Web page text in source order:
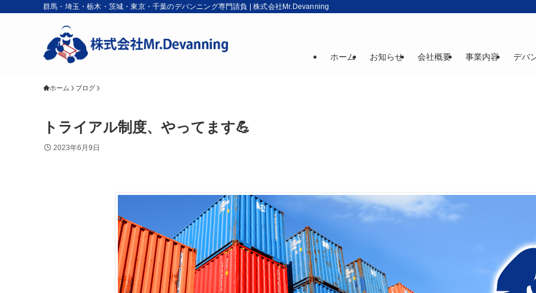
群馬・埼玉・栃木・茨城・東京・千葉のデバンニング専門請負 | 株式会社Mr.Devanning
ホーム お知らせ 会社概要 事業内容 デバ
ホーム ブログ
トライアル制度、やってます💪
2023年6月9日